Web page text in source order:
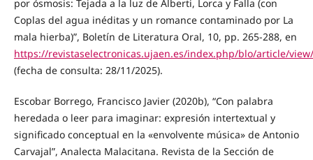
por ósmosis: Tejada a la luz de Alberti, Lorca y Falla (con
Coplas del agua inéditas y un romance contaminado por La
mala hierba)”, Boletín de Literatura Oral, 10, pp. 265-288, en
https://revistaselectronicas.ujaen.es/index.php/blo/article/
(fecha de consulta: 28/11/2025).
Escobar Borrego, Francisco Javier (2020b), “Con palabra
heredada o leer para imaginar: expresión intertextual y
significado conceptual en la «envolvente música» de Antonio
Carvajal”, Analecta Malacitana. Revista de la Sección de